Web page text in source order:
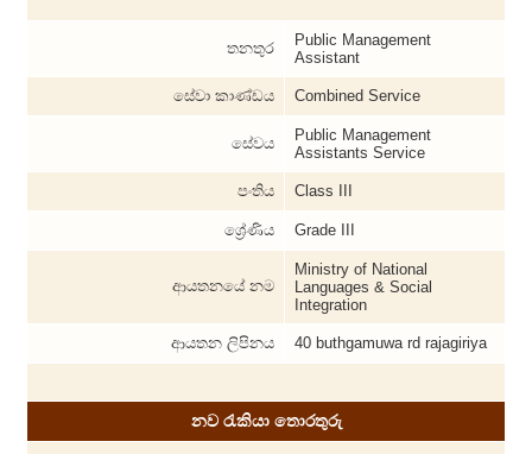
තනතුර
Public Management
Assistant
සේවා කාණ්ඩය Combined Service
සේවය
Public Management
Assistants Service
පංතිය Class III
ශ්‍රේණිය Grade III
ආයතනයේ නම
Ministry of National
Languages & Social
Integration
ආයතන ලිපිනය 40 buthgamuwa rd rajagiriya
නව රැකියා තොරතුරු